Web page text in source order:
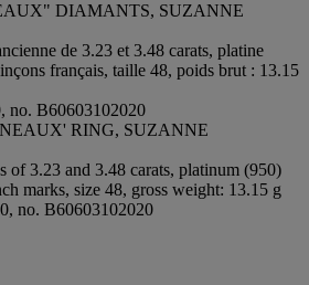
DIAMANTS, SUZANNE
de 3.23 et 3.48 carats, platine
français, taille 48, poids brut : 13.15
no. B60603102020
RING, SUZANNE
of 3.23 and 3.48 carats, platinum (950)
marks, size 48, gross weight: 13.15 g
no. B60603102020